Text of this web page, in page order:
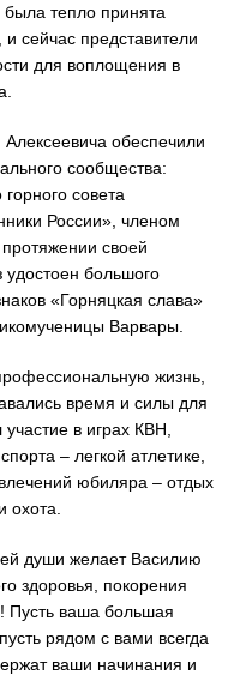
была тепло принята
сейчас представители
для воплощения в
обеспечили
сообщества:
совета
России», членом
своей
удостоен большого
«Горняцкая слава»
Варвары.
жизнь,
время и силы для
в играх КВН,
– легкой атлетике,
юбиляра – отдых
охота.
души желает Василию
здоровья, покорения
Пусть ваша большая
рядом с вами всегда
ваши начинания и